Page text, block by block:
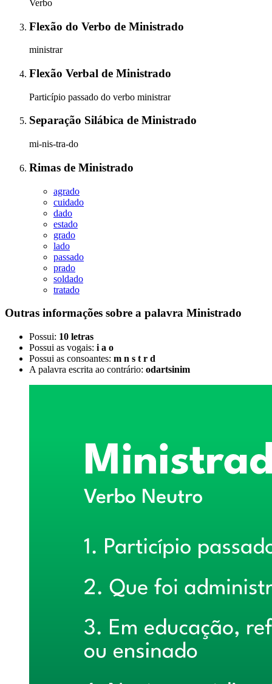
Verbo
Flexão do Verbo de Ministrado
ministrar
Flexão Verbal de Ministrado
Particípio passado do verbo ministrar
Separação Silábica de Ministrado
mi-nis-tra-do
Rimas de Ministrado
agrado
cuidado
dado
estado
grado
lado
passado
prado
soldado
tratado
Outras informações sobre a palavra Ministrado
Possui: 10 letras
Possui as vogais: i a o
Possui as consoantes: m n s t r d
A palavra escrita ao contrário: odartsinim